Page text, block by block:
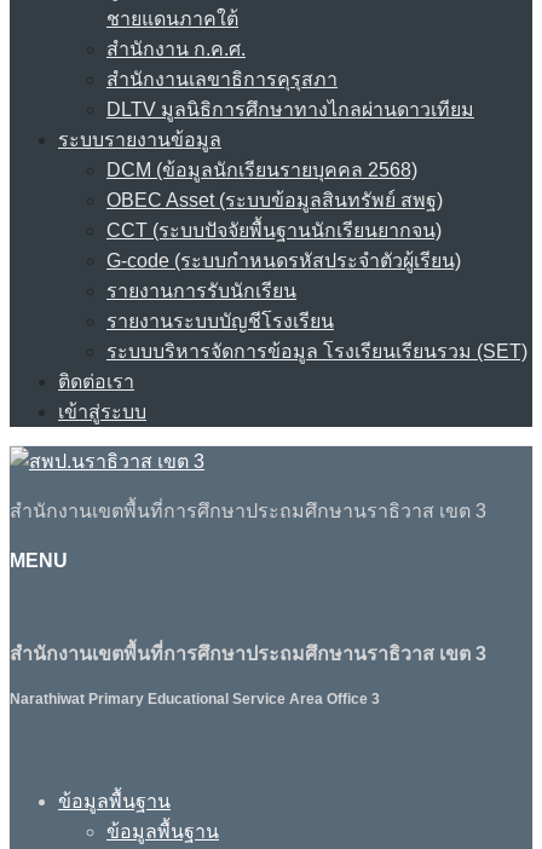
ชายแดนภาคใต้
สำนักงาน ก.ค.ศ.
สำนักงานเลขาธิการคุรุสภา
DLTV มูลนิธิการศึกษาทางไกลผ่านดาวเทียม
ระบบรายงานข้อมูล
DCM (ข้อมูลนักเรียนรายบุคคล 2568)
OBEC Asset (ระบบข้อมูลสินทรัพย์ สพฐ)
CCT (ระบบปัจจัยพื้นฐานนักเรียนยากจน)
G-code (ระบบกำหนดรหัสประจำตัวผู้เรียน)
รายงานการรับนักเรียน
รายงานระบบบัญชีโรงเรียน
ระบบบริหารจัดการข้อมูล โรงเรียนเรียนรวม (SET)
ติดต่อเรา
เข้าสู่ระบบ
สำนักงานเขตพื้นที่การศึกษาประถมศึกษานราธิวาส เขต 3
MENU
สำนักงานเขตพื้นที่การศึกษาประถมศึกษานราธิวาส เขต 3
Narathiwat Primary Educational Service Area Office 3
ข้อมูลพื้นฐาน
ข้อมูลพื้นฐาน